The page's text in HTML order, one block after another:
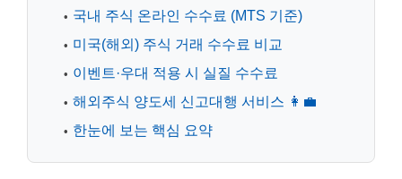
국내 주식 온라인 수수료 (MTS 기준)
미국(해외) 주식 거래 수수료 비교
이벤트·우대 적용 시 실질 수수료
해외주식 양도세 신고대행 서비스 👩‍💼
한눈에 보는 핵심 요약